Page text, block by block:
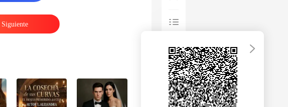
Siguiente